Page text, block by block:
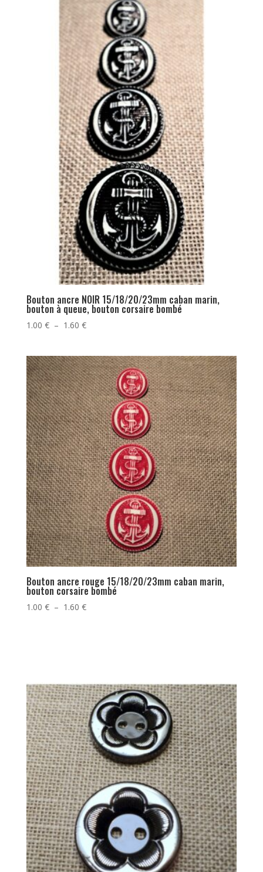
1.60 €
Bouton ancre NOIR 15/18/20/23mm caban marin,
bouton à queue, bouton corsaire bombé
1.00 € – 1.60 €Plage
1.00 €
à
1.60 €
Bouton ancre rouge 15/18/20/23mm caban marin,
bouton corsaire bombé
1.00 € – 1.60 €Plage